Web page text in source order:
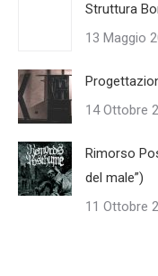
Struttura
13 Maggio
14 Ottobre
Rimorso
del male”)
11 Ottobre